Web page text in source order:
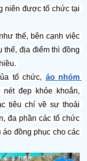
niên được tổ chức tại
thế, bên cạnh việc
thể, địa điểm thì đồng
tổ chức, áo nhóm
đẹp khỏe khoắn,
tiêu chí về sự thoải
đa phần các tổ chức
đồng phục cho các